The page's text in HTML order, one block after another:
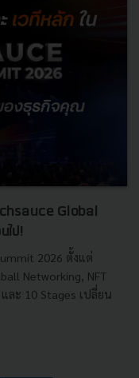
Global
ไป!
2026 ตั้งแต่
Networking, NFT
ละ 10 Stages เปลี่ยน